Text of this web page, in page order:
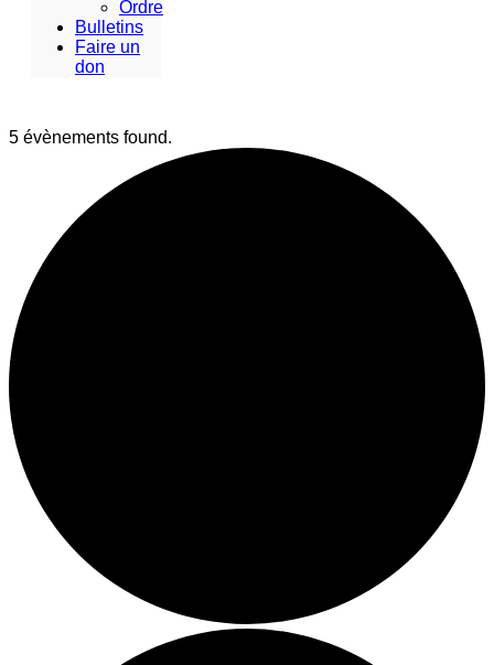
Ordre
Bulletins
Faire un
don
5 évènements found.